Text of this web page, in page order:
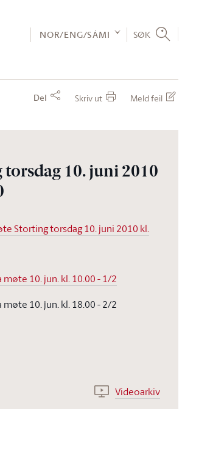
NOR/ENG/SÁMI SØK
Del Skriv ut Meld feil
torsdag 10. juni 2010
Storting torsdag 10. juni 2010 kl.
møte 10. jun. kl. 10.00 - 1/2
møte 10. jun. kl. 18.00 - 2/2
Videoarkiv